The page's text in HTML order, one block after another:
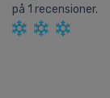
på 1 recensioner.